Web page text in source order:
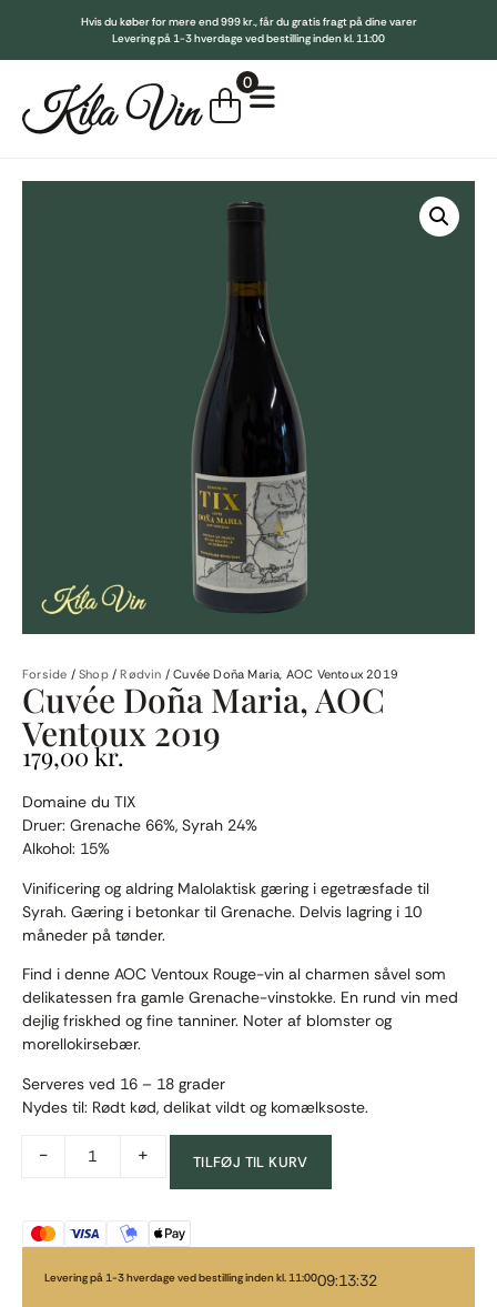
Hvis du køber for mere end 999 kr., får du gratis fragt på dine varer
Levering på 1-3 hverdage ved bestilling inden kl. 11:00
0
Indkøbskurv
Køb for999,00 kr.mere for gratis fragt
Din kurv er tom.
Forside /Shop/Rødvin /Cuvée Doña Maria, AOC Ventoux 2019
Cuvée Doña Maria, AOC
Ventoux 2019
179,00kr.
Domaine du TIX
Druer: Grenache 66%, Syrah 24%
Alkohol: 15%
Vinificering og aldring Malolaktisk gæring i egetræsfade til
Syrah. Gæring i betonkar til Grenache. Delvis lagring i 10
måneder på tønder.
Find i denne AOC Ventoux Rouge-vin al charmen såvel som
delikatessen fra gamle Grenache-vinstokke. En rund vin med
dejlig friskhed og fine tanniner. Noter af blomster og
morellokirsebær.
Serveres ved 16 – 18 grader
Nydes til: Rødt kød, delikat vildt og komælksoste.
- + TILFØJ TIL KURV
Levering på 1-3 hverdage ved bestilling inden kl. 11:0009:13:32